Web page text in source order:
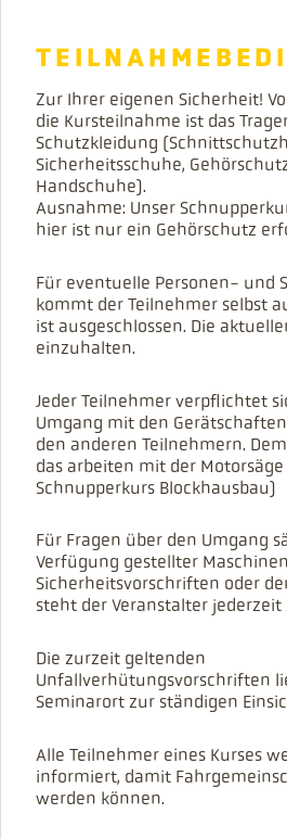
Zur Ihrer eigenen Sicherheit!
die Kursteilnahme ist das
Schutzkleidung
Sicherheitsschuhe,
Handschuhe).
Ausnahme: Unser
hier ist nur ein Gehörschutz
Für eventuelle Personen- und
kommt der Teilnehmer selbst
ist ausgeschlossen. Die
einzuhalten.
Jeder Teilnehmer verpflichtet
Umgang mit den
den anderen Teilnehmern.
das arbeiten mit der
Schnupperkurs Blockhausbau)
Für Fragen über den Umgang
Verfügung gestellter
Sicherheitsvorschriften oder
steht der Veranstalter jederzeit
Die zurzeit geltenden
Unfallverhütungsvorschriften
Seminarort zur ständigen
Alle Teilnehmer eines Kurses
informiert, damit
werden können.